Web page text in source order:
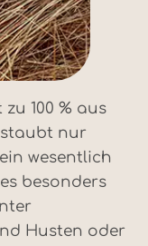
100 % aus
staubt nur
wesentlich
besonders
Husten oder